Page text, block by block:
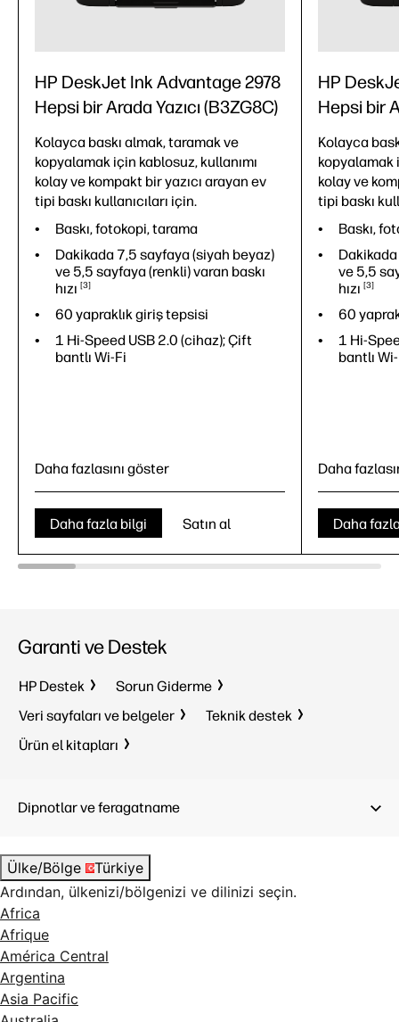
HP DeskJet Ink Advantage 2978
Hepsi bir Arada Yazıcı (B3ZG8C)
Kolayca baskı almak, taramak ve
kopyalamak için kablosuz, kullanımı
kolay ve kompakt bir yazıcı arayan ev
tipi baskı kullanıcıları için.
Baskı, fotokopi, tarama
Dakikada 7,5 sayfaya (siyah beyaz)
ve 5,5 sayfaya (renkli) varan baskı
hızı
3
60 yapraklık giriş tepsisi
1 Hi-Speed USB 2.0 (cihaz); Çift
bantlı Wi-Fi
Baskı, fotokopi, tarama
Dakikada 7,5 sayfaya (siyah beyaz)
1 Hi-Speed USB 2.0 (cihaz); Çift
Mobil baskı yeteneği: HP
uygulaması; Apple AirPrint; Mopria
Print Service; HP Baskı Hizmeti
Eklentisi (Android
Daha fazlasını göster
Daha fazla bilgi Satın al
HP
Hepsi bir
Kolayca
kopyalamak
kolay ve
tipi baskı
Baskı,
ve 5,5
hızı
3
60
1 Hi-
bantlı
Baskı,
Daha
Daha
Garanti ve Destek
HP Destek
Sorun Giderme
Veri sayfaları ve belgeler
Teknik destek
Ürün el kitapları
Dipnotlar ve feragatname
Ülke/Bölge
Türkiye
Ardından, ülkenizi/bölgenizi ve dilinizi seçin.
Africa
Afrique
América Central
Argentina
Asia Pacific